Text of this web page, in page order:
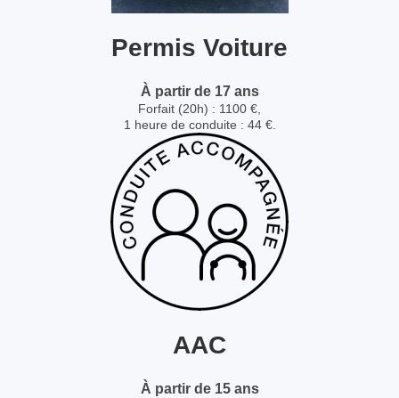
Permis Voiture
À partir de 17 ans
Forfait (20h) : 1100 €,
1 heure de conduite : 44 €.
AAC
À partir de 15 ans